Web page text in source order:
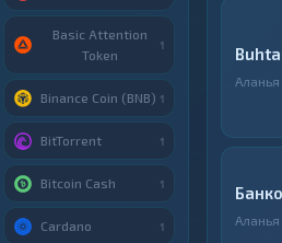
Аланья
Аланья
Basic Attention
Token
1
Binance Coin (BNB) 1
BitTorrent 1
Bitcoin Cash 1
Cardano 1